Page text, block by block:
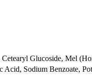
Glucoside, Mel
Acid, Sodium Benzoate,